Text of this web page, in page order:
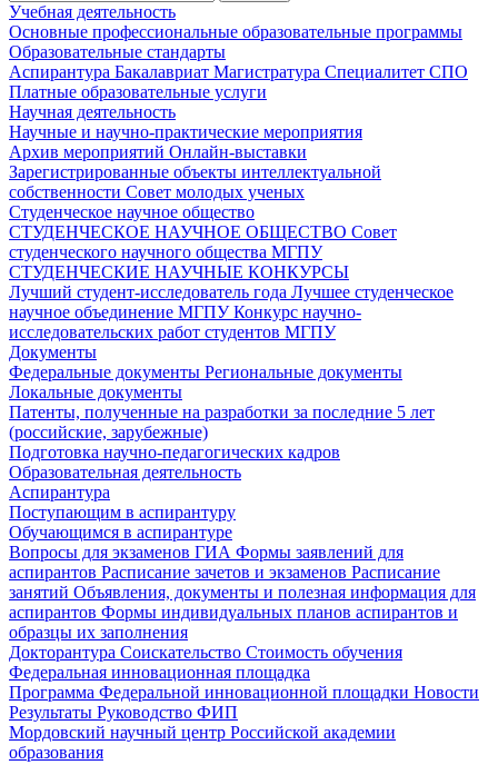
Учебная деятельность
Основные профессиональные образовательные программы
Образовательные стандарты
Аспирантура Бакалавриат Магистратура Специалитет СПО
Платные образовательные услуги
Научная деятельность
Научные и научно-практические мероприятия
Архив мероприятий Онлайн-выставки
Зарегистрированные объекты интеллектуальной
собственности Совет молодых ученых
Студенческое научное общество
СТУДЕНЧЕСКОЕ НАУЧНОЕ ОБЩЕСТВО Совет
студенческого научного общества МГПУ
СТУДЕНЧЕСКИЕ НАУЧНЫЕ КОНКУРСЫ
Лучший студент-исследователь года Лучшее студенческое
научное объединение МГПУКонкурс научно-
исследовательских работ студентов МГПУ
Документы
Федеральные документы Региональные документы
Локальные документы
Патенты, полученные на разработки за последние 5 лет
(российские, зарубежные)
Подготовка научно-педагогических кадров
Образовательная деятельность
Аспирантура
Поступающим в аспирантуру
Обучающимся в аспирантуре
Вопросы для экзаменов ГИА Формы заявлений для
аспирантов Расписание зачетов и экзаменов Расписание
занятий Объявления, документы и полезная информация для
аспирантов Формы индивидуальных планов аспирантов и
образцы их заполнения
Докторантура Соискательство Стоимость обучения
Федеральная инновационная площадка
Программа Федеральной инновационной площадки Новости
Результаты Руководство ФИП
Мордовский научный центр Российской академии
образования